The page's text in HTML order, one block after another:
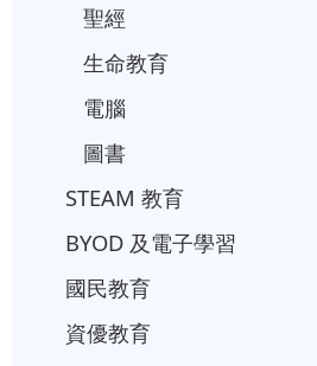
聖經
生命教育
電腦
圖書
STEAM 教育
BYOD 及電子學習
國民教育
資優教育